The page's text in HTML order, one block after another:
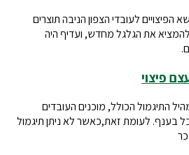
הפיצויים לעובדי הצפון הניבה תוצרים
להמציא את הגלגל מחדש, ועדיף היה
פיצוי
התיגמול הכולל, מוכנים העובדים
לעומת זאת,כאשר לא ניתן תיגמול